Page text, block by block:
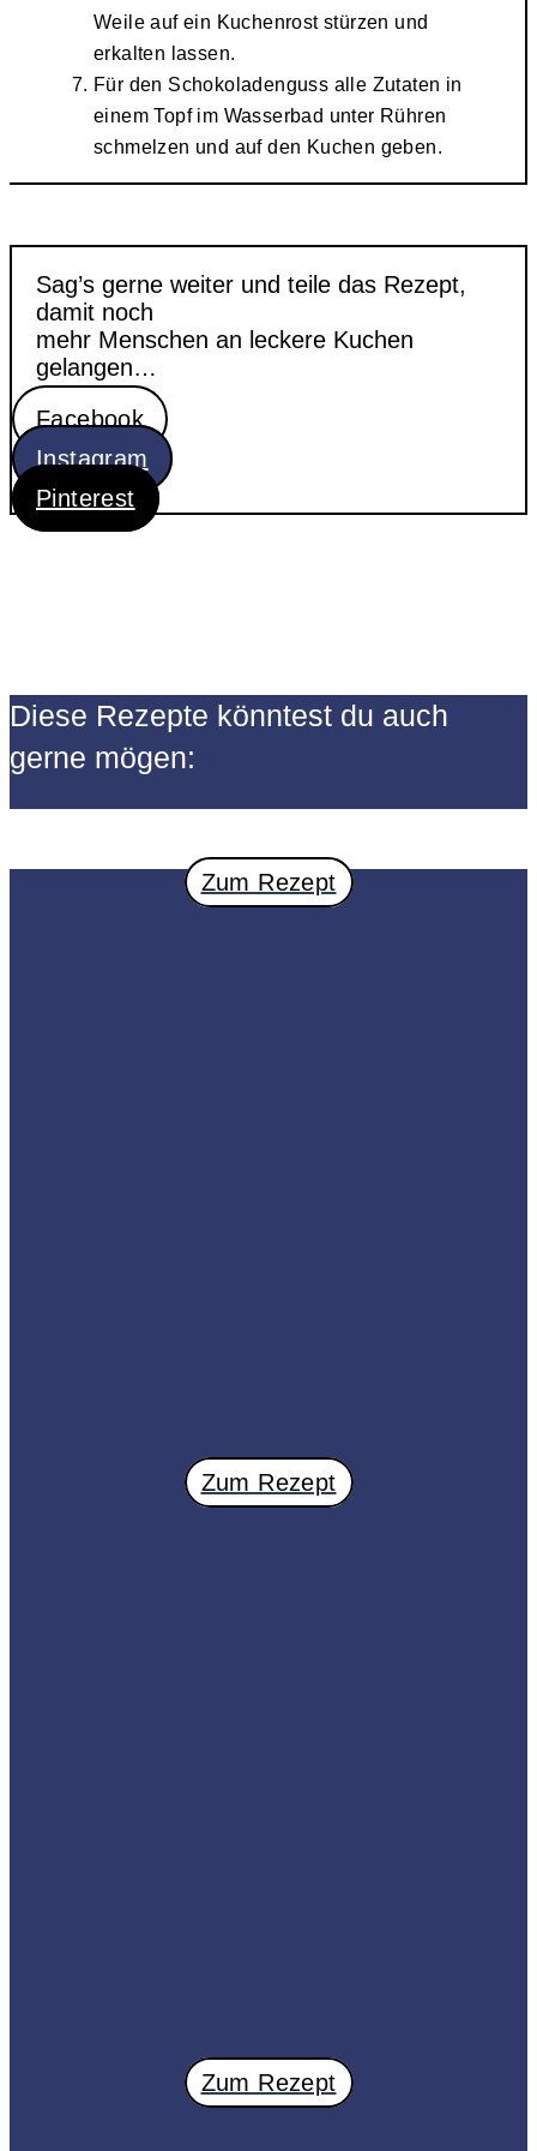
Weile auf ein Kuchenrost stürzen und
erkalten lassen.
Für den Schokoladenguss alle Zutaten in
einem Topf im Wasserbad unter Rühren
schmelzen und auf den Kuchen geben.
Sag’s gerne weiter und teile das Rezept,
damit noch
mehr Menschen an leckere Kuchen
gelangen…
Facebook
Instagram
Pinterest
Diese Rezepte könntest du auch
gerne mögen:
Zum Rezept
Zum Rezept
Zum Rezept